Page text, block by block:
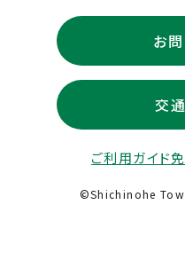
お
交
ご利用ガイド
©Shichinohe